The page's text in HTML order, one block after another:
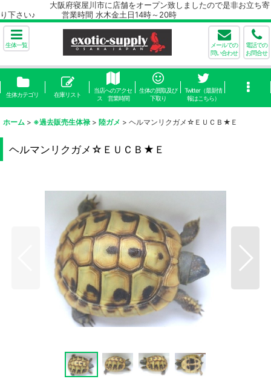
大阪府寝屋川市に店舗をオープン致しましたので是非お立ち寄
り下さい♪ 営業時間 水木金土日14時～20時
生体一覧
メールでの
問い合わせ
電話での
お問合せ
生体カテゴリ 在庫リスト
当店へのアクセ
ス 営業時間
生体の買取及び
下取り
Twitter（最新情
報はこちら）
ホーム > ※過去販売生体禄 > 陸ガメ > ヘルマンリクガメ☆ＥＵＣＢ★Ｅ
ヘルマンリクガメ☆ＥＵＣＢ★Ｅ